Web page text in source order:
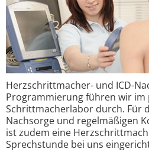
Herzschrittmacher- und ICD-
Programmierung führen wir im
Schrittmacherlabor durch. Für
Nachsorge und regelmäßigen
ist zudem eine
Sprechstunde bei uns